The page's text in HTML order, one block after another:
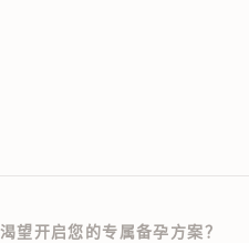
渴望开启您的专属备孕方案？